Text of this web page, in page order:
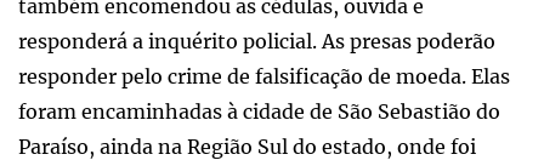
também encomendou as cédulas, ouvida e
responderá a inquérito policial. As presas poderão
responder pelo crime de falsificação de moeda. Elas
foram encaminhadas à cidade de São Sebastião do
Paraíso, ainda na Região Sul do estado, onde foi